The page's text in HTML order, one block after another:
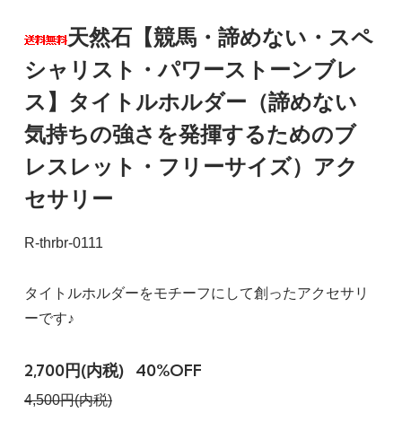
天然石【競馬・諦めない・スペ
シャリスト・パワーストーンブレ
ス】タイトルホルダー（諦めない
気持ちの強さを発揮するためのブ
レスレット・フリーサイズ）アク
セサリー
R-thrbr-0111
タイトルホルダーをモチーフにして創ったアクセサリ
ーです♪
2,700円(内税) 40%OFF
4,500円(内税)